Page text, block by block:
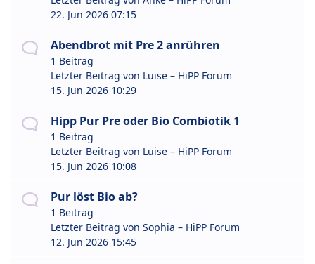
22. Jun 2026 07:15
Abendbrot mit Pre 2 anrühren
1 Beitrag
Letzter Beitrag von Luise – HiPP Forum
15. Jun 2026 10:29
Hipp Pur Pre oder Bio Combiotik 1
1 Beitrag
Letzter Beitrag von Luise – HiPP Forum
15. Jun 2026 10:08
Pur löst Bio ab?
1 Beitrag
Letzter Beitrag von Sophia – HiPP Forum
12. Jun 2026 15:45